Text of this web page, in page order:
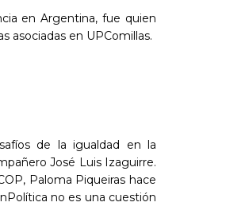
en Argentina, fue quien
asociadas en UPComillas.
de la igualdad en la
José Luis Izaguirre.
Paloma Piqueiras hace
no es una cuestión